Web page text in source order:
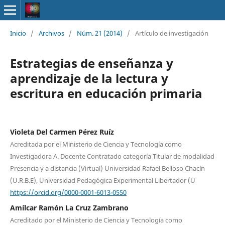
Inicio / Archivos / Núm. 21 (2014) / Artículo de investigación
Estrategias de enseñanza y
aprendizaje de la lectura y
escritura en educación primaria
Violeta Del Carmen Pérez Ruíz
Acreditada por el Ministerio de Ciencia y Tecnología como
Investigadora A. Docente Contratado categoría Titular de modalidad
Presencia y a distancia (Virtual) Universidad Rafael Belloso Chacín
(U.R.B.E), Universidad Pedagógica Experimental Libertador (U
https://orcid.org/0000-0001-6013-0550
Amílcar Ramón La Cruz Zambrano
Acreditado por el Ministerio de Ciencia y Tecnología como